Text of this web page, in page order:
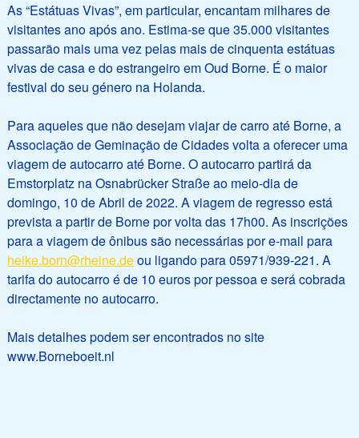
As “Estátuas Vivas”, em particular, encantam milhares de
visitantes ano após ano. Estima-se que 35.000 visitantes
passarão mais uma vez pelas mais de cinquenta estátuas
vivas de casa e do estrangeiro em Oud Borne. É o maior
festival do seu género na Holanda.
Para aqueles que não desejam viajar de carro até Borne, a
Associação de Geminação de Cidades volta a oferecer uma
viagem de autocarro até Borne. O autocarro partirá da
Emstorplatz na Osnabrücker Straße ao meio-dia de
domingo, 10 de Abril de 2022. A viagem de regresso está
prevista a partir de Borne por volta das 17h00. As inscrições
para a viagem de ônibus são necessárias por e-mail para
heike.born@rheine.deou ligando para 05971/939-221. A
tarifa do autocarro é de 10 euros por pessoa e será cobrada
directamente no autocarro.
Mais detalhes podem ser encontrados no site
www.Borneboeit.nl